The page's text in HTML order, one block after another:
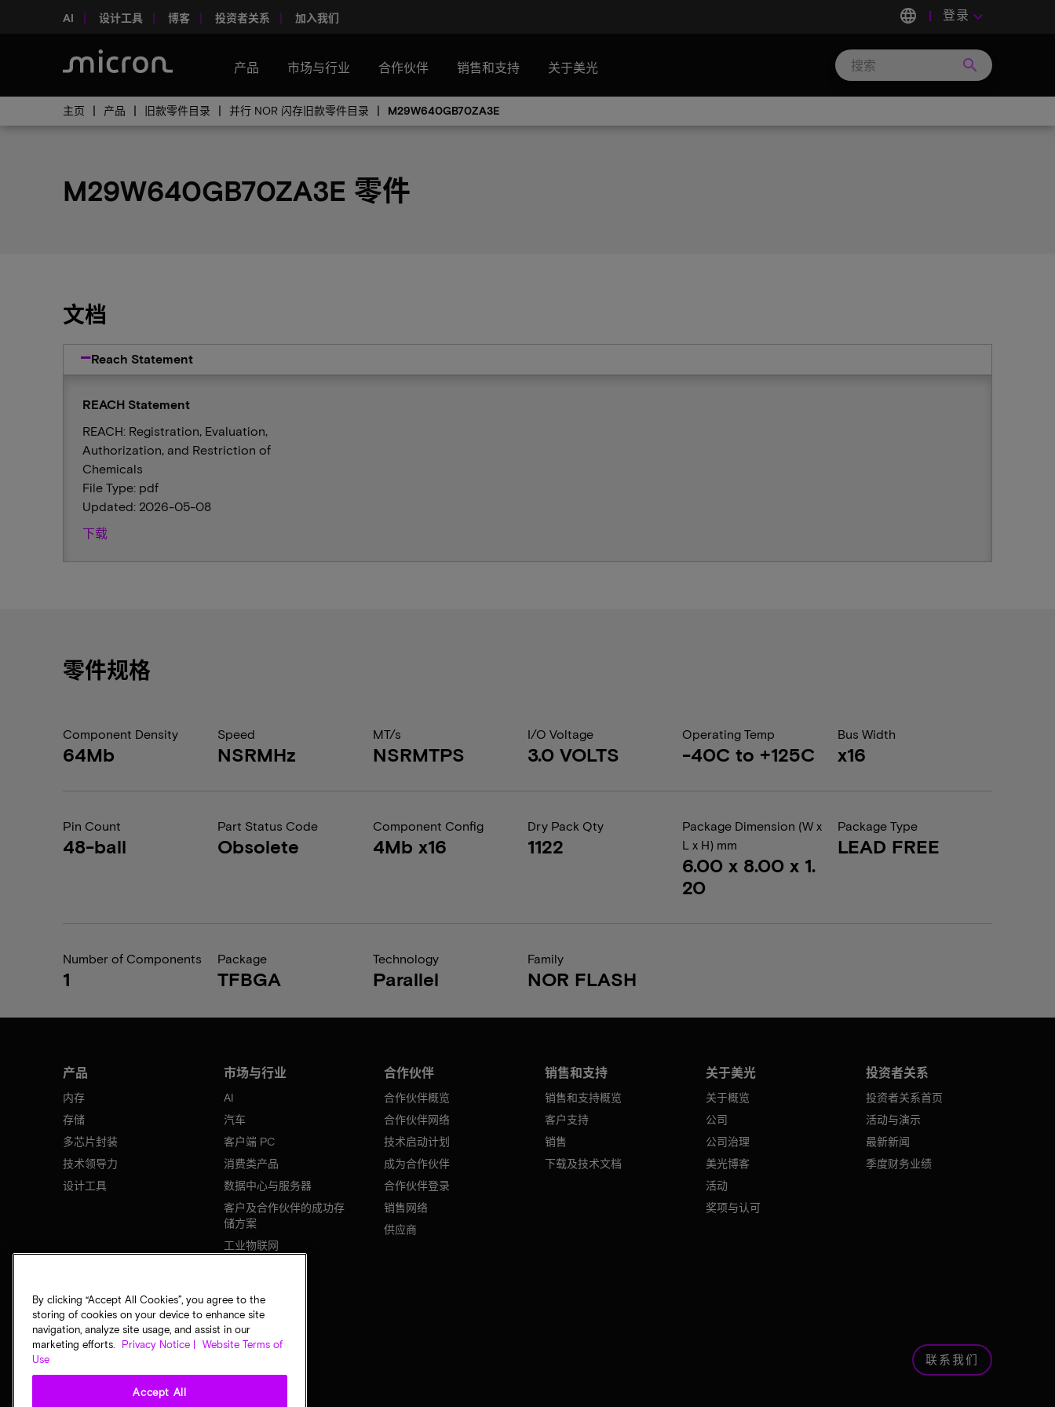
AI 设计工具 博客 投资者关系 加入我们 language 登录 keyboard_arrow_down
产品 市场与行业 合作伙伴 销售和支持 关于美光 search
主页 产品 旧款零件目录 并行 NOR 闪存旧款零件目录 M29W640GB70ZA3E
M29W640GB70ZA3E 零件
文档
Reach Statement
REACH Statement
REACH: Registration, Evaluation,
Authorization, and Restriction of
Chemicals
File Type: pdf
Updated: 2026-05-08
下载
零件规格
Component Density
64Mb
Speed
NSRMHz
MT/s
NSRMTPS
I/O Voltage
3.0 VOLTS
Operating Temp
-40C to +125C
Bus Width
x16
Pin Count
48-ball
Part Status Code
Obsolete
Component Config
4Mb x16
Dry Pack Qty
1122
Package Dimension (W x
L x H) mm
6.00 x 8.00 x 1.
20
Package Type
LEAD FREE
Number of Components
1
Package
TFBGA
Technology
Parallel
Family
NOR FLASH
产品
内存
存储
多芯片封装
技术领导力
设计工具
市场与行业
AI
汽车
客户端 PC
消费类产品
数据中心与服务器
客户及合作伙伴的成功存
储方案
工业物联网
合作伙伴
合作伙伴概览
合作伙伴网络
技术启动计划
成为合作伙伴
合作伙伴登录
销售网络
供应商
销售和支持
销售和支持概览
客户支持
销售
下载及技术文档
关于美光
关于概览
公司
公司治理
美光博客
活动
奖项与认可
投资者关系
投资者关系首页
活动与演示
最新新闻
季度财务业绩
联系我们
By clicking “Accept All Cookies”, you agree to the
storing of cookies on your device to enhance site
navigation, analyze site usage, and assist in our
marketing efforts.
Privacy Notice |
Website Terms of
Use
Accept All